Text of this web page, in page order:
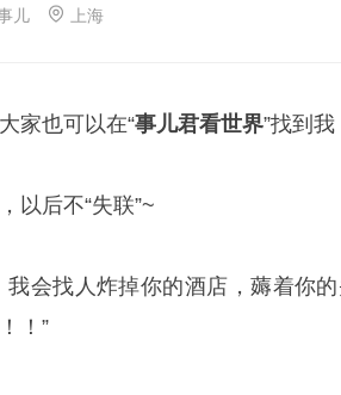
儿 上海
家也可以在“事儿君看世界”找到我
以后不“失联”~
我会找人炸掉你的酒店，薅着你
！”